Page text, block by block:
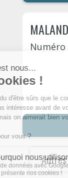
Numéro